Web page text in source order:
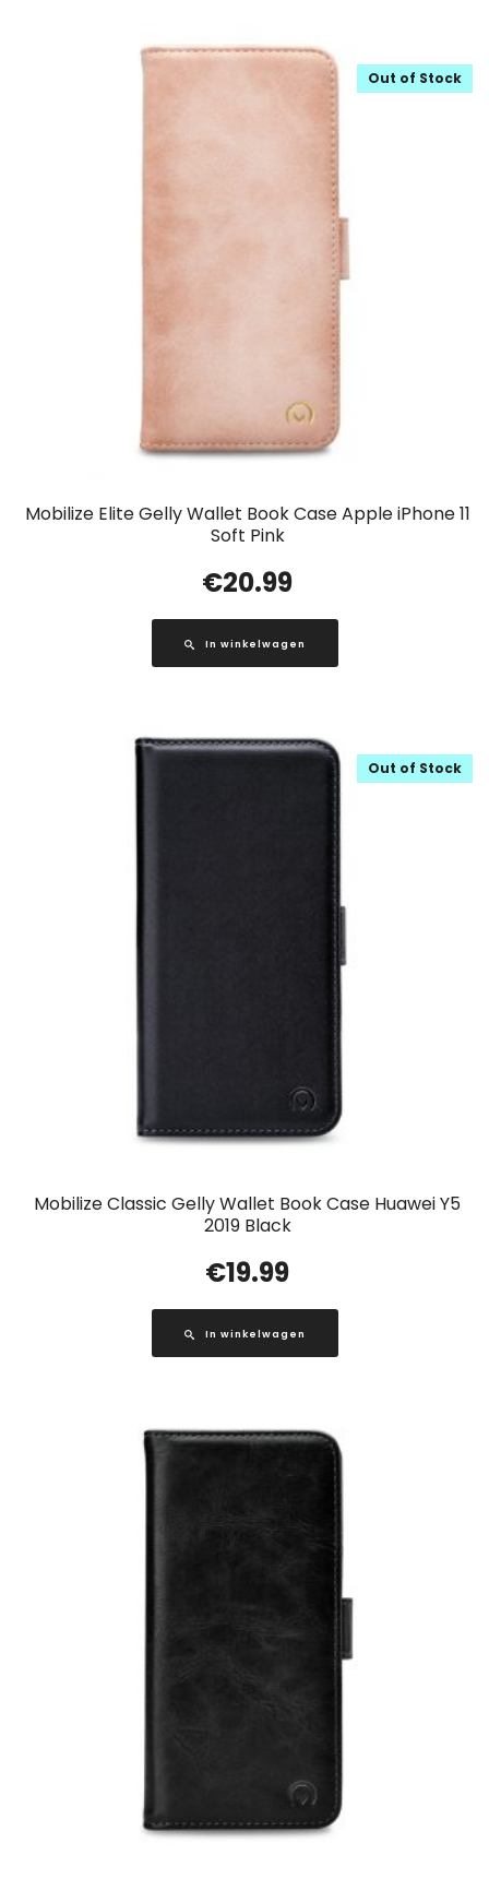
Mobilize Elite Gelly Wallet Book Case Apple iPhone 11
Soft Pink
Out of Stock
€20.99
In winkelwagen
Mobilize Classic Gelly Wallet Book Case Huawei Y5
2019 Black
Out of Stock
€19.99
In winkelwagen